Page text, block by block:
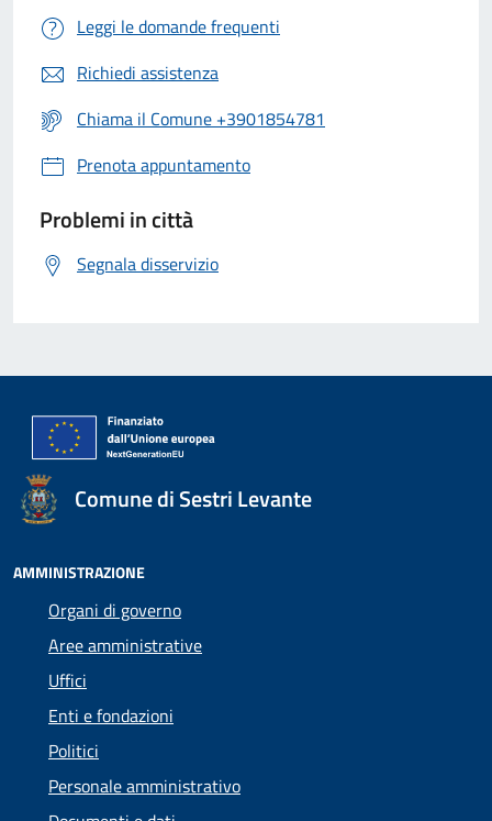
Leggi le domande frequenti
Richiedi assistenza
Chiama il Comune +3901854781
Prenota appuntamento
Problemi in città
Segnala disservizio
Comune di Sestri Levante
AMMINISTRAZIONE
Organi di governo
Aree amministrative
Uffici
Enti e fondazioni
Politici
Personale amministrativo